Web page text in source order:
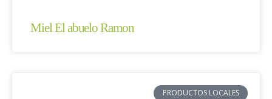
Miel El abuelo Ramon
PRODUCTOS LOCALES